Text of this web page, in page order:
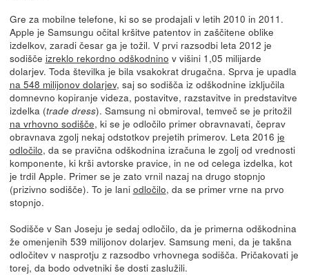
Gre za mobilne telefone, ki so se prodajali v letih 2010 in 2011.
Apple je Samsungu očital kršitve patentov in zaščitene oblike
izdelkov, zaradi česar ga je tožil. V prvi razsodbi leta 2012 je
sodišče izreklo rekordno odškodnino v višini 1,05 milijarde
dolarjev. Toda številka je bila vsakokrat drugačna. Sprva je upadla
na 548 milijonov dolarjev, saj so sodišča iz odškodnine izključila
domnevno kopiranje videza, postavitve, razstavitve in predstavitve
izdelka (trade dress). Samsung ni obmiroval, temveč se je pritožil
na vrhovno sodišče, ki se je odločilo primer obravnavati, čeprav
obravnava zgolj nekaj odstotkov prejetih primerov. Leta 2016 je
odločilo, da se pravična odškodnina izračuna le zgolj od vrednosti
komponente, ki krši avtorske pravice, in ne od celega izdelka, kot
je trdil Apple. Primer se je zato vrnil nazaj na drugo stopnjo
(prizivno sodišče). To je lani odločilo, da se primer vrne na prvo
stopnjo.
Sodišče v San Joseju je sedaj odločilo, da je primerna odškodnina
že omenjenih 539 milijonov dolarjev. Samsung meni, da je takšna
odločitev v nasprotju z razsodbo vrhovnega sodišča. Pričakovati je
torej, da bodo odvetniki še dosti zaslužili.